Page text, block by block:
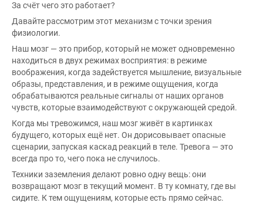
За счёт чего это работает?
Давайте рассмотрим этот механизм с точки зрения
физиологии.
Наш мозг — это прибор, который не может одновременно
находиться в двух режимах восприятия: в режиме
воображения, когда задействуется мышление, визуальные
образы, представления, и в режиме ощущения, когда
обрабатываются реальные сигналы от наших органов
чувств, которые взаимодействуют с окружающей средой.
Когда мы тревожимся, наш мозг живёт в картинках
будущего, которых ещё нет. Он дорисовывает опасные
сценарии, запуская каскад реакций в теле. Тревога — это
всегда про то, чего пока не случилось.
Техники заземления делают ровно одну вещь: они
возвращают мозг в текущий момент. В ту комнату, где вы
сидите. К тем ощущениям, которые есть прямо сейчас.